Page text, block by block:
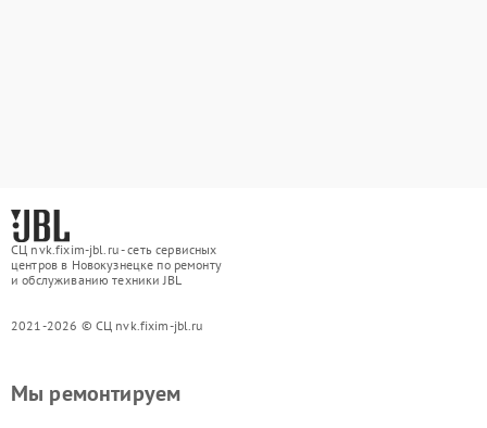
СЦ nvk.fixim-jbl.ru - сеть сервисных
центров в Новокузнецке по ремонту
и обслуживанию техники JBL
2021-2026 © СЦ nvk.fixim-jbl.ru
Мы ремонтируем